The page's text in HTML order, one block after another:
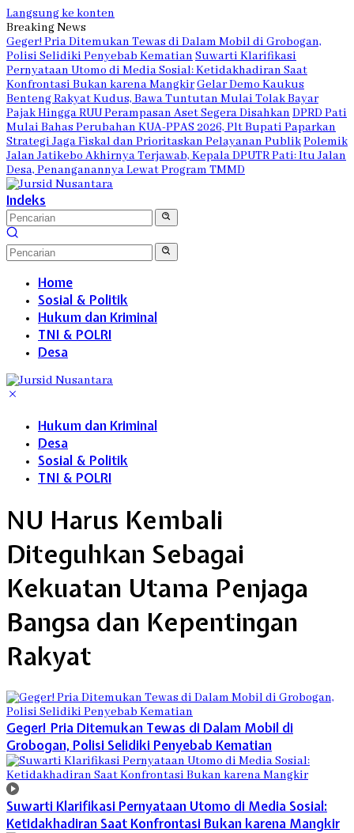
Langsung ke konten
Breaking News
Geger! Pria Ditemukan Tewas di Dalam Mobil di Grobogan,
Polisi Selidiki Penyebab Kematian Suwarti Klarifikasi
Pernyataan Utomo di Media Sosial: Ketidakhadiran Saat
Konfrontasi Bukan karena MangkirGelar Demo Kaukus
Benteng Rakyat Kudus, Bawa Tuntutan Mulai Tolak Bayar
Pajak Hingga RUU Perampasan Aset Segera Disahkan DPRD Pati
Mulai Bahas Perubahan KUA-PPAS 2026, Plt Bupati Paparkan
Strategi Jaga Fiskal dan Prioritaskan Pelayanan PublikPolemik
Jalan Jatikebo Akhirnya Terjawab, Kepala DPUTR Pati: Itu Jalan
Desa, Penanganannya Lewat Program TMMD
Indeks
Home
Sosial & Politik
Hukum dan Kriminal
TNI & POLRI
Desa
Hukum dan Kriminal
Desa
Sosial & Politik
TNI & POLRI
NU Harus Kembali
Diteguhkan Sebagai
Kekuatan Utama Penjaga
Bangsa dan Kepentingan
Rakyat
Geger! Pria Ditemukan Tewas di Dalam Mobil di
Grobogan, Polisi Selidiki Penyebab Kematian
Suwarti Klarifikasi Pernyataan Utomo di Media Sosial:
Ketidakhadiran Saat Konfrontasi Bukan karena Mangkir